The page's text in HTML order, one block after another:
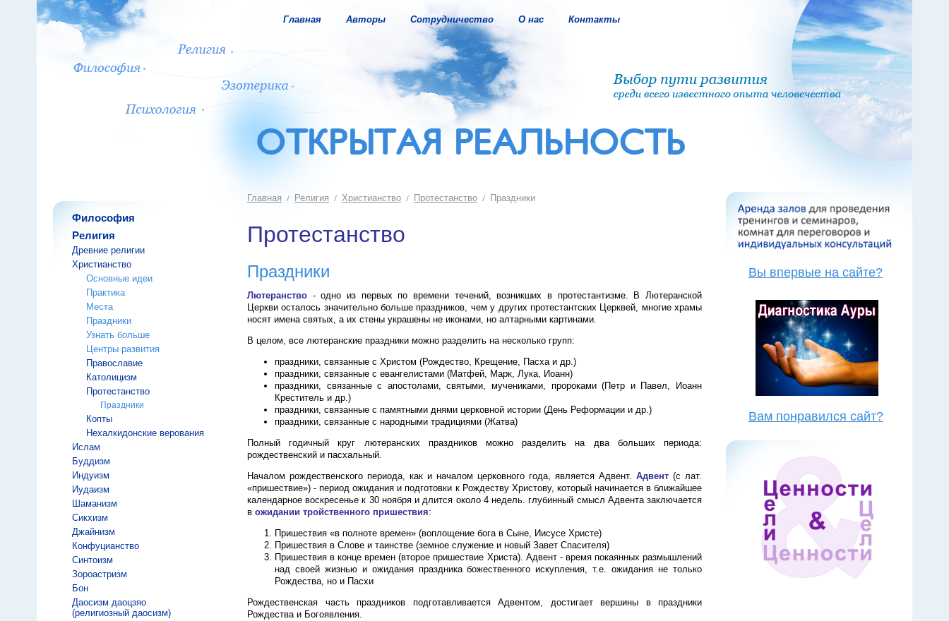
Главная Авторы Сотрудничество О нас Контакты
Философия
Религия
Древние религии
Христианство
Основные идеи
Практика
Места
Праздники
Узнать больше
Центры развития
Православие
Католицизм
Протестанство
Праздники
Копты
Нехалкидонские верования
Ислам
Буддизм
Индуизм
Иудаизм
Шаманизм
Сикхизм
Джайнизм
Конфуцианство
Синтоизм
Зороастризм
Бон
Даосизм даоцзяо
(религиозный даосизм)
Вы впервые на сайте?
Вам понравился сайт?
Главная Религия Христианство Протестанство Праздники
Протестанство
Праздники
Лютеранство - одно из первых по времени течений, возникших в протестантизме. В Лютеранской
Церкви осталось значительно больше праздников, чем у других протестантских Церквей, многие храмы
носят имена святых, а их стены украшены не иконами, но алтарными картинами.
В целом, все лютеранские праздники можно разделить на несколько групп:
праздники, связанные с Христом (Рождество, Крещение, Пасха и др.)
праздники, связанные с евангелистами (Матфей, Марк, Лука, Иоанн)
праздники, связанные с апостолами, святыми, мучениками, пророками (Петр и Павел, Иоанн
Креститель и др.)
праздники, связанные с памятными днями церковной истории (День Реформации и др.)
праздники, связанные с народными традициями (Жатва)
Полный годичный круг лютеранских праздников можно разделить на два больших периода:
рождественский и пасхальный.
Началом рождественского периода, как и началом церковного года, является Адвент. Адвент (с лат.
«пришествие») - период ожидания и подготовки к Рождеству Христову, который начинается в ближайшее
календарное воскресенье к 30 ноября и длится около 4 недель. глубинный смысл Адвента заключается
в ожидании тройственного пришествия:
Пришествия «в полноте времен» (воплощение бога в Сыне, Иисусе Христе)
Пришествия в Слове и таинстве (земное служение и новый Завет Спасителя)
Пришествия в конце времен (второе пришествие Христа). Адвент - время покаянных размышлений
над своей жизнью и ожидания праздника божественного искупления, т.е. ожидания не только
Рождества, но и Пасхи
Рождественская часть праздников подготавливается Адвентом, достигает вершины в праздники
Рождества и Богоявления.